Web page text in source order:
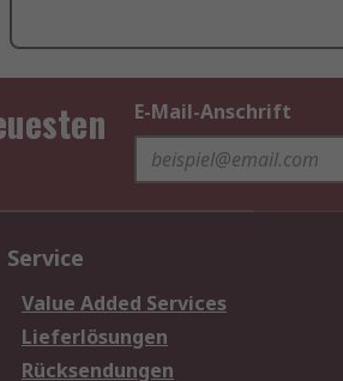
E-Mail-Anschrift
Service
Value Added Services
Lieferlösungen
Rücksendungen